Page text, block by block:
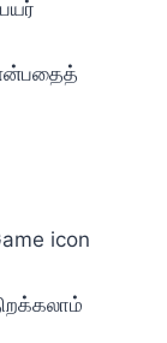
icon